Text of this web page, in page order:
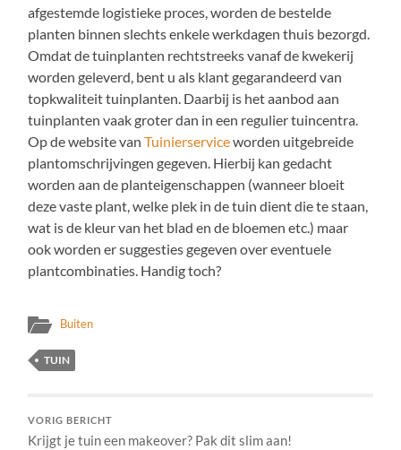
afgestemde logistieke proces, worden de bestelde
planten binnen slechts enkele werkdagen thuis bezorgd.
Omdat de tuinplanten rechtstreeks vanaf de kwekerij
worden geleverd, bent u als klant gegarandeerd van
topkwaliteit tuinplanten. Daarbij is het aanbod aan
tuinplanten vaak groter dan in een regulier tuincentra.
Op de website vanTuinierserviceworden uitgebreide
plantomschrijvingen gegeven. Hierbij kan gedacht
worden aan de planteigenschappen (wanneer bloeit
deze vaste plant, welke plek in de tuin dient die te staan,
wat is de kleur van het blad en de bloemen etc.) maar
ook worden er suggesties gegeven over eventuele
plantcombinaties. Handig toch?
Buiten
TUIN
VORIG BERICHT
Krijgt je tuin een makeover? Pak dit slim aan!